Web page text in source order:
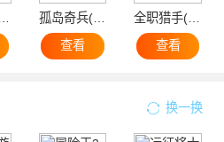
孤岛奇兵(末日0.1折)
查看
查看
换一换